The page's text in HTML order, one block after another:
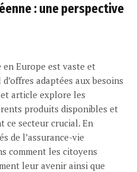
: une perspective
en Europe est vaste et
adaptées aux besoins
article explore les
produits disponibles et
ce secteur crucial. En
de l’assurance-vie
comment les citoyens
leur avenir ainsi que